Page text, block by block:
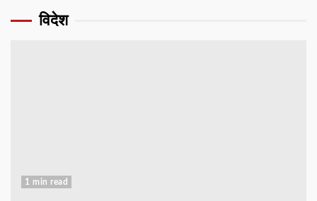
विदेश
1 min read